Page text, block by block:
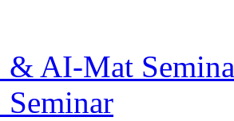
& AI-Mat